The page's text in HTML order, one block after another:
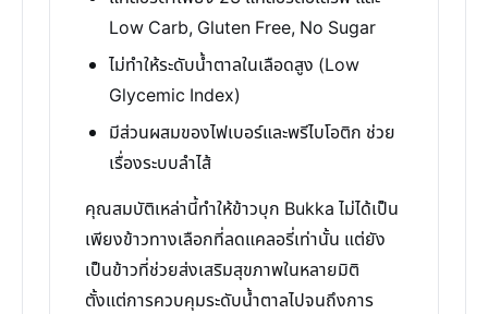
Low Carb, Gluten Free, No Sugar
ไม่ทำให้ระดับน้ำตาลในเลือดสูง (Low
Glycemic Index)
มีส่วนผสมของไฟเบอร์และพรีไบโอติก ช่วย
เรื่องระบบลำไส้
คุณสมบัติเหล่านี้ทำให้ข้าวบุก Bukka ไม่ได้เป็น
เพียงข้าวทางเลือกที่ลดแคลอรี่เท่านั้น แต่ยัง
เป็นข้าวที่ช่วยส่งเสริมสุขภาพในหลายมิติ
ตั้งแต่การควบคุมระดับน้ำตาลไปจนถึงการ